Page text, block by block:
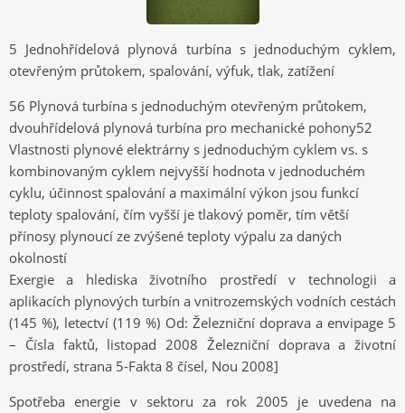
5 Jednohřídelová plynová turbína s jednoduchým cyklem,
otevřeným průtokem, spalování, výfuk, tlak, zatížení
56 Plynová turbína s jednoduchým otevřeným průtokem,
dvouhřídelová plynová turbína pro mechanické pohony52
Vlastnosti plynové elektrárny s jednoduchým cyklem vs. s
kombinovaným cyklem nejvyšší hodnota v jednoduchém
cyklu, účinnost spalování a maximální výkon jsou funkcí
teploty spalování, čím vyšší je tlakový poměr, tím větší
přínosy plynoucí ze zvýšené teploty výpalu za daných
okolností
Exergie a hlediska životního prostředí v technologii a
aplikacích plynových turbín a vnitrozemských vodních cestách
(145 %), letectví (119 %) Od: Železniční doprava a envipage 5
– Čísla faktů, listopad 2008 Železniční doprava a životní
prostředí, strana 5-Fakta 8 čísel, Nou 2008]
Spotřeba energie v sektoru za rok 2005 je uvedena na